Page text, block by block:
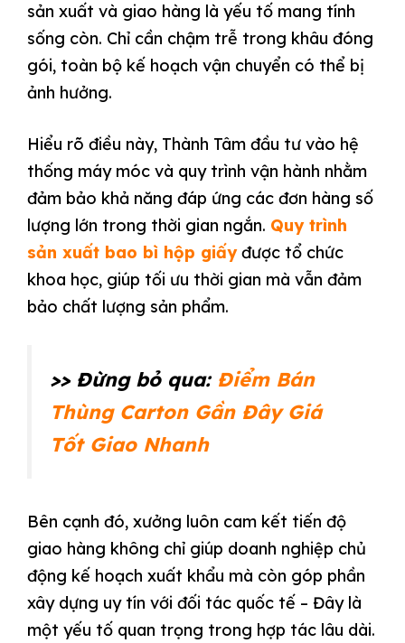
sản xuất và giao hàng là yếu tố mang tính
sống còn. Chỉ cần chậm trễ trong khâu đóng
gói, toàn bộ kế hoạch vận chuyển có thể bị
ảnh hưởng.
Hiểu rõ điều này, Thành Tâm đầu tư vào hệ
thống máy móc và quy trình vận hành nhằm
đảm bảo khả năng đáp ứng các đơn hàng số
lượng lớn trong thời gian ngắn. Quy trình
sản xuất bao bì hộp giấyđược tổ chức
khoa học, giúp tối ưu thời gian mà vẫn đảm
bảo chất lượng sản phẩm.
>> Đừng bỏ qua: Điểm Bán
Thùng Carton Gần Đây Giá
Tốt Giao Nhanh
Bên cạnh đó, xưởng luôn cam kết tiến độ
giao hàng không chỉ giúp doanh nghiệp chủ
động kế hoạch xuất khẩu mà còn góp phần
xây dựng uy tín với đối tác quốc tế – Đây là
một yếu tố quan trọng trong hợp tác lâu dài.